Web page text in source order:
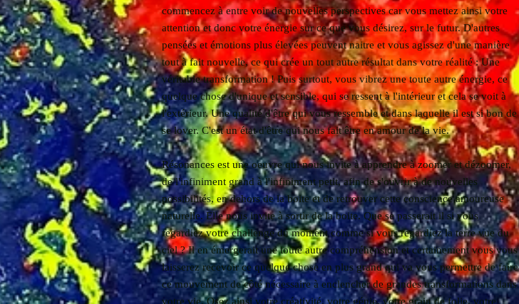
commencez à entre voir de nouvelles perspectives car vous mettez ainsi votre
attention et donc votre énergie sur ce que vous désirez, sur le futur. D'autres
pensées et émotions plus élevées peuvent naitre et vous agissez d'une manière
tout à fait nouvelle, ce qui crée un tout autre résultat dans votre réalité : Une
véritable transformation ! Puis surtout, vous vibrez une toute autre énergie, ce
quelque chose d'unique et sensible, qui se ressent à l'intérieur et cela se voit à
l'extérieur. Une qualité d'être qui vous ressemble et dans laquelle il est si bon de
se lover. C'est un état d'être qui nous fait être en amour de la vie.
Résonances est une oeuvre qui nous invite à apprendre à zoomer et dézoomer,
de l'infiniment grand à l'infiniment petit, afin de s'ouvrir à de nouvelles
possibilités, en dehors de la boite et de retrouver cette conscience amoureuse
naturelle. Elle nous invite à sortir de la boite. Que se passerait il si vous
regardiez votre challenge du moment comme si vous regardiez la terre vue du
ciel ? Il en émergerait une toute autre compréhension et certainement vous vous
laisserez recevoir ce quelque chose en plus grand qui va vous permettre de faire
ce mouvement de côté nécessaire à enclencher de grandes transformations dans
votre vie. Osez ainsi votre créativité, votre génie, votre grain de folie, votre